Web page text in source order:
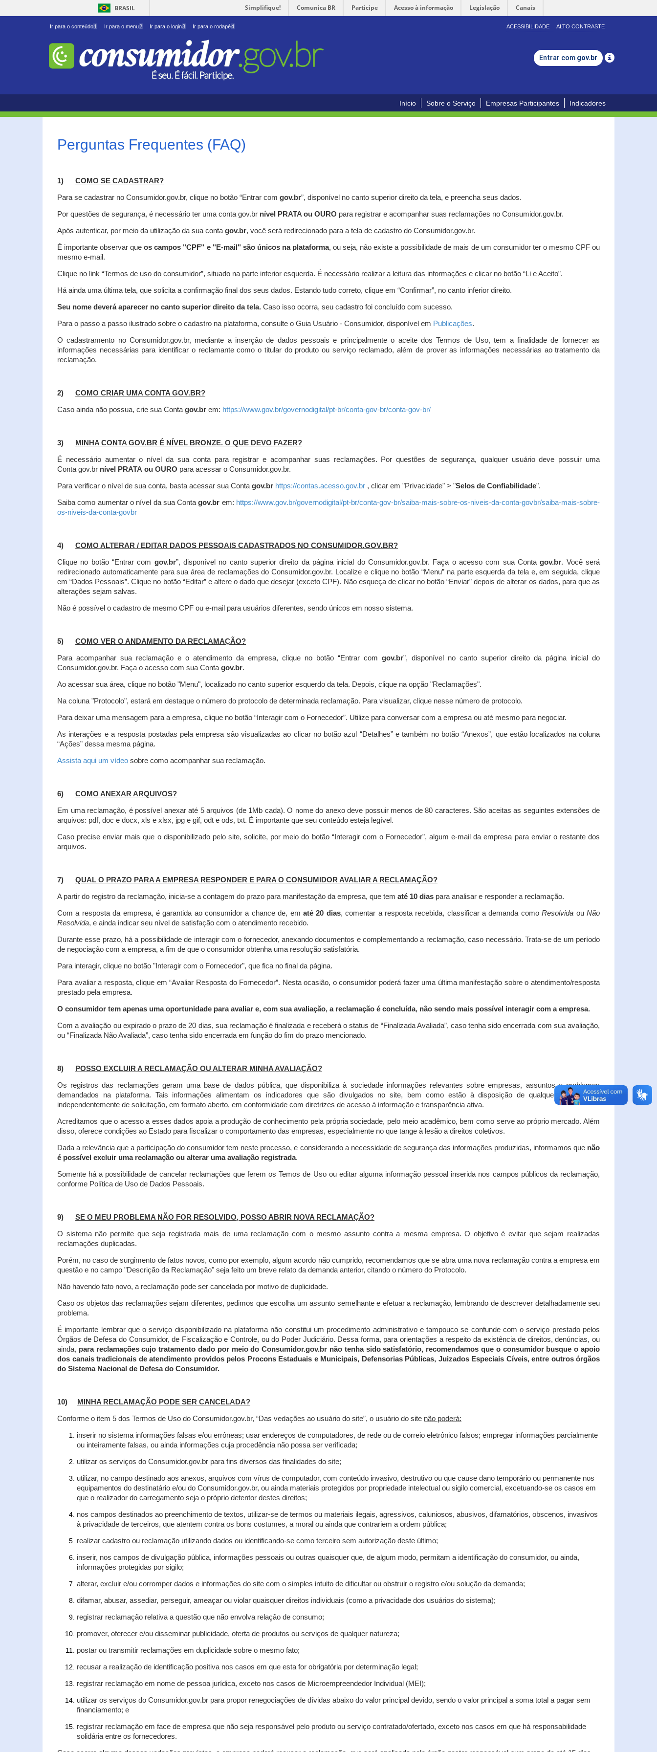
BRASIL Simplifique! Comunica BR Participe Acesso à informação Legislação Canais
Ir para o conteúdo1 Ir para o menu2 Ir para o login3 Ir para o rodapé4 ACESSIBILIDADE ALTO CONTRASTE
Entrar com gov.br
Início Sobre o Serviço Empresas Participantes Indicadores
Perguntas Frequentes (FAQ)
1) COMO SE CADASTRAR?
Para se cadastrar no Consumidor.gov.br, clique no botão “Entrar com gov.br”, disponível no canto superior direito da tela, e preencha seus dados.
Por questões de segurança, é necessário ter uma conta gov.br nível PRATA ou OURO para registrar e acompanhar suas reclamações no Consumidor.gov.br.
Após autenticar, por meio da utilização da sua conta gov.br, você será redirecionado para a tela de cadastro do Consumidor.gov.br.
É importante observar queos campos "CPF" e "E-mail" são únicos na plataforma, ou seja, não existe a possibilidade de mais de um consumidor ter o mesmo CPF ou
mesmo e-mail.
Clique no link “Termos de uso do consumidor”, situado na parte inferior esquerda. É necessário realizar a leitura das informações e clicar no botão “Li e Aceito”.
Há ainda uma última tela, que solicita a confirmação final dos seus dados. Estando tudo correto, clique em “Confirmar”, no canto inferior direito.
Seu nome deverá aparecer no canto superior direito da tela. Caso isso ocorra, seu cadastro foi concluído com sucesso.
Para o passo a passo ilustrado sobre o cadastro na plataforma, consulte o Guia Usuário - Consumidor, disponível em Publicações.
O cadastramento no Consumidor.gov.br, mediante a inserção de dados pessoais e principalmente o aceite dos Termos de Uso, tem a finalidade de fornecer as
informações necessárias para identificar o reclamante como o titular do produto ou serviço reclamado, além de prover as informações necessárias ao tratamento da
reclamação.
2) COMO CRIAR UMA CONTA GOV.BR?
Caso ainda não possua, crie sua Conta gov.br em: https://www.gov.br/governodigital/pt-br/conta-gov-br/conta-gov-br/
3) MINHA CONTA GOV.BR É NÍVEL BRONZE. O QUE DEVO FAZER?
É necessário aumentar o nível da sua conta para registrar e acompanhar suas reclamações. Por questões de segurança, qualquer usuário deve possuir uma
Conta gov.br nível PRATA ou OURO para acessar o Consumidor.gov.br.
Para verificar o nível de sua conta, basta acessar sua Conta gov.br https://contas.acesso.gov.br , clicar em "Privacidade" > "Selos de Confiabilidade".
Saiba como aumentar o nível da sua Contagov.br em: https://www.gov.br/governodigital/pt-br/conta-gov-br/saiba-mais-sobre-os-niveis-da-conta-govbr/saiba-mais-sobre-
os-niveis-da-conta-govbr
4) COMO ALTERAR / EDITAR DADOS PESSOAIS CADASTRADOS NO CONSUMIDOR.GOV.BR?
Clique no botão “Entrar com gov.br”, disponível no canto superior direito da página inicial do Consumidor.gov.br. Faça o acesso com sua Contagov.br. Você será
redirecionado automaticamente para sua área de reclamações do Consumidor.gov.br. Localize e clique no botão “Menu” na parte esquerda da tela e, em seguida, clique
em “Dados Pessoais”.Clique no botão “Editar” e altere o dado que desejar (exceto CPF). Não esqueça de clicar no botão “Enviar” depois de alterar os dados, para que as
alterações sejam salvas.
Não é possível o cadastro de mesmo CPF ou e-mail para usuários diferentes, sendo únicos em nosso sistema.
5) COMO VER O ANDAMENTO DA RECLAMAÇÃO?
Para acompanhar sua reclamação e o atendimento da empresa, clique no botão “Entrar com gov.br”, disponível no canto superior direito da página inicial do
Consumidor.gov.br. Faça o acesso com sua Conta gov.br.
Ao acessar sua área, clique no botão "Menu", localizado no canto superior esquerdo da tela. Depois, clique na opção "Reclamações".
Na coluna "Protocolo", estará em destaque o número do protocolo de determinada reclamação. Para visualizar, clique nesse número de protocolo.
Para deixar uma mensagem para a empresa, clique no botão “Interagir com o Fornecedor”. Utilize para conversar com a empresa ou até mesmo para negociar.
As interações e a resposta postadas pela empresa são visualizadas ao clicar no botão azul “Detalhes” e também no botão “Anexos”, que estão localizados na coluna
“Ações” dessa mesma página.
Assista aqui um vídeo sobre como acompanhar sua reclamação.
6) COMO ANEXAR ARQUIVOS?
Em uma reclamação, é possível anexar até 5 arquivos (de 1Mb cada). O nome do anexo deve possuir menos de 80 caracteres. São aceitas as seguintes extensões de
arquivos: pdf, doc e docx, xls e xlsx, jpg e gif, odt e ods, txt. É importante que seu conteúdo esteja legível.
Caso precise enviar mais que o disponibilizado pelo site, solicite, por meio do botão “Interagir com o Fornecedor”, algum e-mail da empresa para enviar o restante dos
arquivos.
7) QUAL O PRAZO PARA A EMPRESA RESPONDER E PARA O CONSUMIDOR AVALIAR A RECLAMAÇÃO?
A partir do registro da reclamação, inicia-se a contagem do prazo para manifestação da empresa, que tem até 10 dias para analisar e responder a reclamação.
Com a resposta da empresa, é garantida ao consumidor a chance de, em até 20 dias, comentar a resposta recebida, classificar a demanda comoResolvida ouNão
Resolvida, e ainda indicar seu nível de satisfação com o atendimento recebido.
Durante esse prazo, há a possibilidade de interagir com o fornecedor, anexando documentos e complementando a reclamação, caso necessário. Trata-se de um período
de negociação com a empresa, a fim de que o consumidor obtenha uma resolução satisfatória.
Para interagir, clique no botão "Interagir com o Fornecedor", que fica no final da página.
Para avaliar a resposta, clique em “Avaliar Resposta do Fornecedor”. Nesta ocasião, o consumidor poderá fazer uma última manifestação sobre o atendimento/resposta
prestado pela empresa.
O consumidor tem apenas uma oportunidade para avaliar e, com sua avaliação, a reclamação é concluída, não sendo mais possível interagir com a empresa.
Com a avaliação ou expirado o prazo de 20 dias, sua reclamação é finalizada e receberá o status de “Finalizada Avaliada”, caso tenha sido encerrada com sua avaliação,
ou “Finalizada Não Avaliada”, caso tenha sido encerrada em função do fim do prazo mencionado.
8) POSSO EXCLUIR A RECLAMAÇÃO OU ALTERAR MINHA AVALIAÇÃO?
Os registros das reclamações geram uma base de dados pública, que disponibiliza à sociedade informações relevantes sobre empresas, assuntos e problemas
demandados na plataforma. Tais informações alimentam os indicadores que são divulgados no site, bem como estão à disposição de qualquer interessado,
independentemente de solicitação, em formato aberto, em conformidade com diretrizes de acesso à informação e transparência ativa.
Acreditamos que o acesso a esses dados apoia a produção de conhecimento pela própria sociedade, pelo meio acadêmico, bem como serve ao próprio mercado. Além
disso, oferece condições ao Estado para fiscalizar o comportamento das empresas, especialmente no que tange à lesão a direitos coletivos.
Dada a relevância que a participação do consumidor tem neste processo, e considerando a necessidade de segurança das informações produzidas, informamos que não
é possível excluir uma reclamação ou alterar uma avaliação registrada.
Somente há a possibilidade de cancelar reclamações que ferem os Temos de Uso ou editar alguma informação pessoal inserida nos campos públicos da reclamação,
conforme Política de Uso de Dados Pessoais.
9) SE O MEU PROBLEMA NÃO FOR RESOLVIDO, POSSO ABRIR NOVA RECLAMAÇÃO?
O sistema não permite que seja registrada mais de uma reclamação com o mesmo assunto contra a mesma empresa. O objetivo é evitar que sejam realizadas
reclamações duplicadas.
Porém, no caso de surgimento de fatos novos, como por exemplo, algum acordo não cumprido, recomendamos que se abra uma nova reclamação contra a empresa em
questão e no campo "Descrição da Reclamação" seja feito um breve relato da demanda anterior, citando o número do Protocolo.
Não havendo fato novo, a reclamação pode ser cancelada por motivo de duplicidade.
Caso os objetos das reclamações sejam diferentes, pedimos que escolha um assunto semelhante e efetuar a reclamação, lembrando de descrever detalhadamente seu
problema.
É importante lembrar que o serviço disponibilizado na plataforma não constitui um procedimento administrativo e tampouco se confunde com o serviço prestado pelos
Órgãos de Defesa do Consumidor, de Fiscalização e Controle, ou do Poder Judiciário. Dessa forma, para orientações a respeito da existência de direitos, denúncias, ou
ainda, para reclamações cujo tratamento dado por meio do Consumidor.gov.br não tenha sido satisfatório, recomendamos que o consumidor busque o apoio
dos canais tradicionais de atendimento providos pelos Procons Estaduais e Municipais, Defensorias Públicas, Juizados Especiais Cíveis, entre outros órgãos
do Sistema Nacional de Defesa do Consumidor.
10) MINHA RECLAMAÇÃO PODE SER CANCELADA?
Conforme o item 5 dos Termos de Uso do Consumidor.gov.br, “Das vedações ao usuário do site”, o usuário do site não poderá:
inserir no sistema informações falsas e/ou errôneas; usar endereços de computadores, de rede ou de correio eletrônico falsos; empregar informações parcialmente
ou inteiramente falsas, ou ainda informações cuja procedência não possa ser verificada;
utilizar os serviços do Consumidor.gov.br para fins diversos das finalidades do site;
utilizar, no campo destinado aos anexos, arquivos com vírus de computador, com conteúdo invasivo, destrutivo ou que cause dano temporário ou permanente nos
equipamentos do destinatário e/ou do Consumidor.gov.br, ou ainda materiais protegidos por propriedade intelectual ou sigilo comercial, excetuando-se os casos em
que o realizador do carregamento seja o próprio detentor destes direitos;
nos campos destinados ao preenchimento de textos, utilizar-se de termos ou materiais ilegais, agressivos, caluniosos, abusivos, difamatórios, obscenos, invasivos
à privacidade de terceiros, que atentem contra os bons costumes, a moral ou ainda que contrariem a ordem pública;
realizar cadastro ou reclamação utilizando dados ou identificando-se como terceiro sem autorização deste último;
inserir, nos campos de divulgação pública, informações pessoais ou outras quaisquer que, de algum modo, permitam a identificação do consumidor, ou ainda,
informações protegidas por sigilo;
alterar, excluir e/ou corromper dados e informações do site com o simples intuito de dificultar ou obstruir o registro e/ou solução da demanda;
difamar, abusar, assediar, perseguir, ameaçar ou violar quaisquer direitos individuais (como a privacidade dos usuários do sistema);
registrar reclamação relativa a questão que não envolva relação de consumo;
promover, oferecer e/ou disseminar publicidade, oferta de produtos ou serviços de qualquer natureza;
postar ou transmitir reclamações em duplicidade sobre o mesmo fato;
recusar a realização de identificação positiva nos casos em que esta for obrigatória por determinação legal;
registrar reclamação em nome de pessoa jurídica, exceto nos casos de Microempreendedor Individual (MEI);
utilizar os serviços do Consumidor.gov.br para propor renegociações de dívidas abaixo do valor principal devido, sendo o valor principal a soma total a pagar sem
financiamento; e
registrar reclamação em face de empresa que não seja responsável pelo produto ou serviço contratado/ofertado, exceto nos casos em que há responsabilidade
solidária entre os fornecedores.